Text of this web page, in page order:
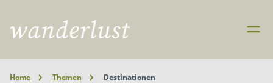
Home Themen Destinationen